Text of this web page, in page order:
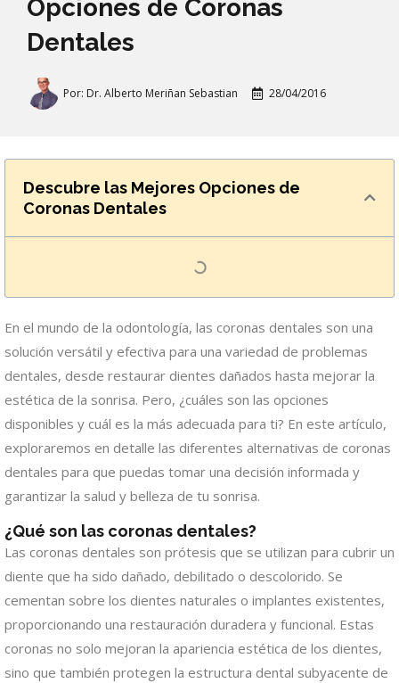
Opciones de Coronas
Dentales
Por: Dr. Alberto Meriñan Sebastian 28/04/2016
Descubre las Mejores Opciones de
Coronas Dentales
En el mundo de la odontología, las coronas dentales son una
solución versátil y efectiva para una variedad de problemas
dentales, desde restaurar dientes dañados hasta mejorar la
estética de la sonrisa. Pero, ¿cuáles son las opciones
disponibles y cuál es la más adecuada para ti? En este artículo,
exploraremos en detalle las diferentes alternativas de coronas
dentales para que puedas tomar una decisión informada y
garantizar la salud y belleza de tu sonrisa.
¿Qué son las coronas dentales?
Las coronas dentales son prótesis que se utilizan para cubrir un
diente que ha sido dañado, debilitado o descolorido. Se
cementan sobre los dientes naturales o implantes existentes,
proporcionando una restauración duradera y funcional. Estas
coronas no solo mejoran la apariencia estética de los dientes,
sino que también protegen la estructura dental subyacente de